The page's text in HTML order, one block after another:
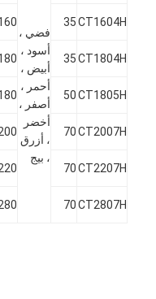
فضي ،
أسود ،
أبيض ،
أحمر ،
أصفر ،
أخضر
، أزرق
، بيج
CT1604H
35
CT1804H
35
CT1805H
50
CT2007H
70
CT2207H
70
CT2807H
70